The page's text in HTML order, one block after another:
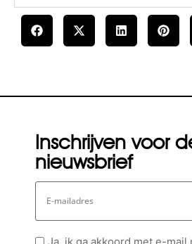
Inschrijven voor
nieuwsbrief
E-
mailadres
Geen